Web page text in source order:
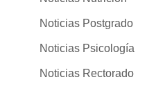
Noticias Postgrado
Noticias Psicología
Noticias Rectorado